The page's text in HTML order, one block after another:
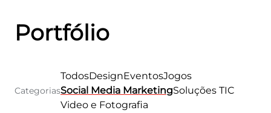
OPORTUNIDADES
Portfólio
Categorias
TodosDesignEventosJogos
Social Media MarketingSoluções TIC
Video e Fotografia